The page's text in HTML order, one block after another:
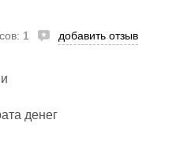
1 добавить отзыв
денег
персональных данных